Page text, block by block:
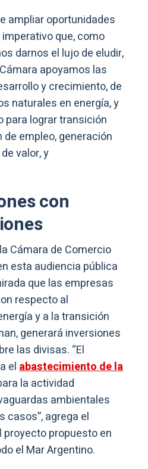
ampliar oportunidades
que, como
darnos el lujo de eludir,
apoyamos las
y crecimiento, de
naturales en energía, y
para lograr transición
empleo, generación
valor, y
con
Cámara de Comercio
esta audiencia pública
que las empresas
respecto al
y a la transición
generará inversiones
las divisas. “El
elabastecimiento de la
la actividad
ambientales
casos”, agrega el
propuesto en
el Mar Argentino.